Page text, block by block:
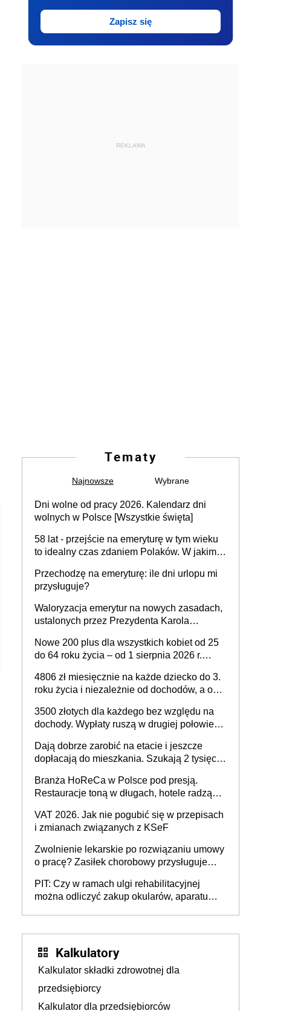
Zapisz się
REKLAMA
Tematy
Najnowsze Wybrane
Dni wolne od pracy 2026. Kalendarz dni
wolnych w Polsce [Wszystkie święta]
58 lat - przejście na emeryturę w tym wieku
to idealny czas zdaniem Polaków. W jakim
dlaczego?
Przechodzę na emeryturę: ile dni urlopu mi
przysługuje?
Waloryzacja emerytur na nowych zasadach,
ustalonych przez Prezydenta Karola
również kwotowa podwyżka świadczeń?
Nowe 200 plus dla wszystkich kobiet od 25
do 64 roku życia – od 1 sierpnia 2026 r.
programu rządowego
4806 zł miesięcznie na każde dziecko do 3.
roku życia i niezależnie od dochodów, a od
ma odwrócić trend spadku liczby urodzeń w
Polsce
3500 złotych dla każdego bez względu na
dochody. Wypłaty ruszą w drugiej połowie
Dają dobrze zarobić na etacie i jeszcze
dopłacają do mieszkania. Szukają 2 tysięcy
Branża HoReCa w Polsce pod presją.
Restauracje toną w długach, hotele radzą
VAT 2026. Jak nie pogubić się w przepisach
i zmianach związanych z KSeF
Zwolnienie lekarskie po rozwiązaniu umowy
o pracę? Zasiłek chorobowy przysługuje
dni od ustania stosunku pracy
PIT: Czy w ramach ulgi rehabilitacyjnej
można odliczyć zakup okularów, aparatu
Kalkulatory
Kalkulator składki zdrowotnej dla
przedsiębiorcy
Kalkulator dla przedsiębiorców